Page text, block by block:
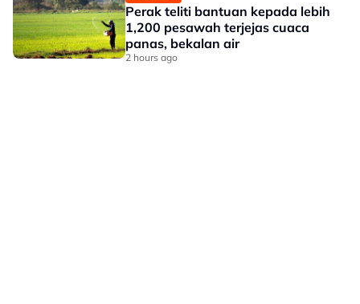
Perak teliti bantuan kepada lebih
1,200 pesawah terjejas cuaca
panas, bekalan air
2 hours ago